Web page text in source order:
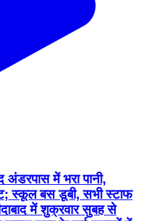
में भरा पानी,
स्कूल बस डूबी, सभी स्टाफ
में शुक्रवार सुबह से